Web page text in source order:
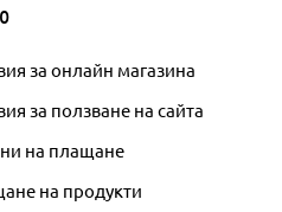
за онлайн магазина
за ползване на сайта
на плащане
на продукти